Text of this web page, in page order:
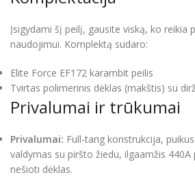
Įsigydami šį peilį, gausite viską, ko reikia
naudojimui. Komplektą sudaro:
Elite Force EF172 karambit peilis
Tvirtas polimerinis dėklas (makštis) su
Privalumai ir trūkumai
Privalumai: Full-tang konstrukcija,
valdymas su piršto žiedu, ilgaamžis 440A
nešioti dėklas.